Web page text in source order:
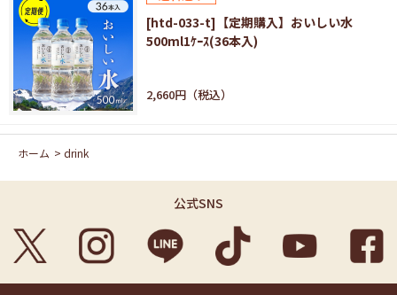
[htd-033-t]【定期購入】おいしい水
500ml1ｹｰｽ(36本入)
2,660円
ホーム > drink
公式SNS